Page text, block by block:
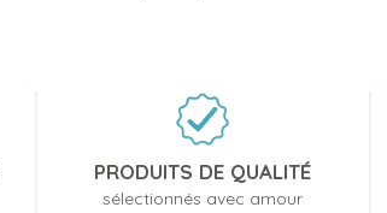
PRODUITS DE QUALITÉ
sélectionnés avec amour